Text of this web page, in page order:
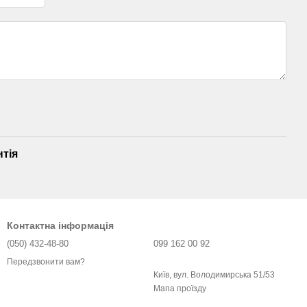
Контактна інформація
(050) 432-48-80
Передзвонити вам?
099 162 00 92
Київ, вул. Володимирська 51/53
Мапа проїзду